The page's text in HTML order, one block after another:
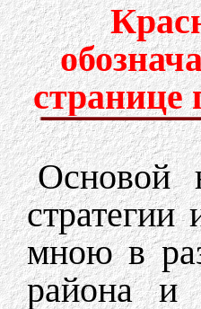
странице
Основой
стратегии
мною в
района и